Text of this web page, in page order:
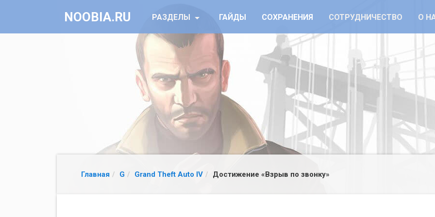
NOOBIA.RU РАЗДЕЛЫ ГАЙДЫ СОХРАНЕНИЯ СОТРУДНИЧЕСТВО О
Главная G Grand Theft Auto IV Достижение «Взрыв по звонку»